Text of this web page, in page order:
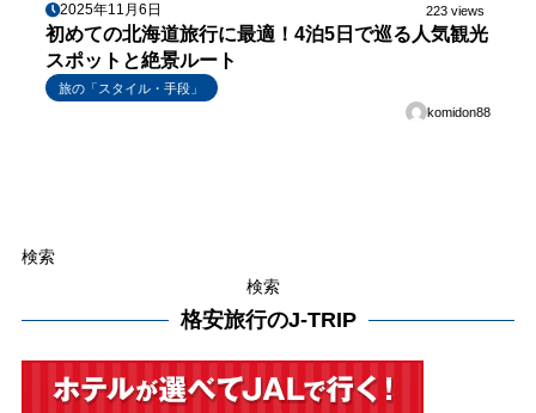
2025年11月6日 223 views
初めての北海道旅行に最適！4泊5日で巡る人気観光
スポットと絶景ルート
旅の「スタイル・手段」
komidon88
検索
検索
格安旅行のJ-TRIP